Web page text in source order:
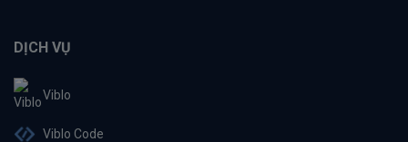
DỊCH VỤ
Viblo
Viblo Code